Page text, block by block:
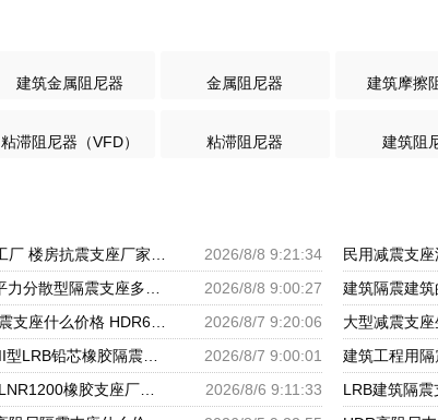
建筑金属阻尼器 金属阻尼器 建筑摩擦
粘滞阻尼器（VFD） 粘滞阻尼器 建筑阻
2026/8/8 9:21:34
2026/8/8 9:00:27
防震支座多少钱 铅芯建筑隔震支座什么价格 HDR600支座
2026/8/7 9:20:06
建筑橡胶铅芯支座源头工厂 II型LRB铅芯橡胶隔震支座厂家 LNR1300隔震支座厂家
2026/8/7 9:00:01
高层建筑隔震支座源头工厂 LNR1200橡胶支座厂家电话 LNR600支座什么价格
2026/8/6 9:11:33